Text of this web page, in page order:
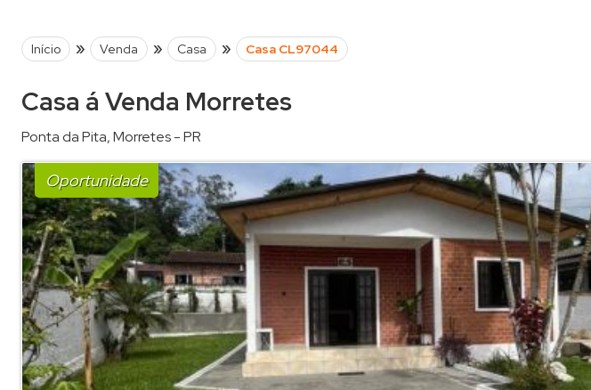
Início » Venda » Casa » Casa CL97044
Casa á Venda Morretes
Ponta da Pita,Morretes-PR
Oportunidade